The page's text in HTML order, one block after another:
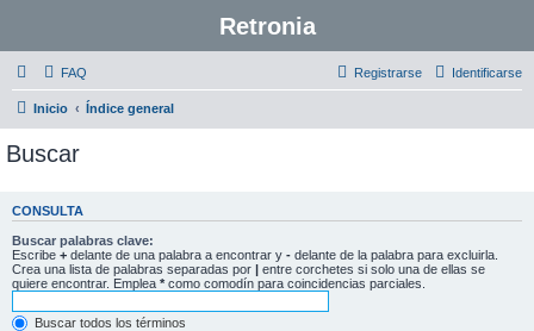
Retronia
FAQ Identificarse
Registrarse
Inicio Índice general
Buscar
CONSULTA
Buscar palabras clave:
Escribe + delante de una palabra a encontrar y - delante de la palabra para excluirla.
Crea una lista de palabras separadas por | entre corchetes si solo una de ellas se
quiere encontrar. Emplea * como comodín para coincidencias parciales.
Buscar todos los términos